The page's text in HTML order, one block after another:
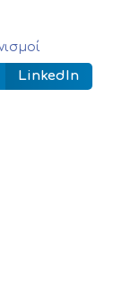
LinkedIn